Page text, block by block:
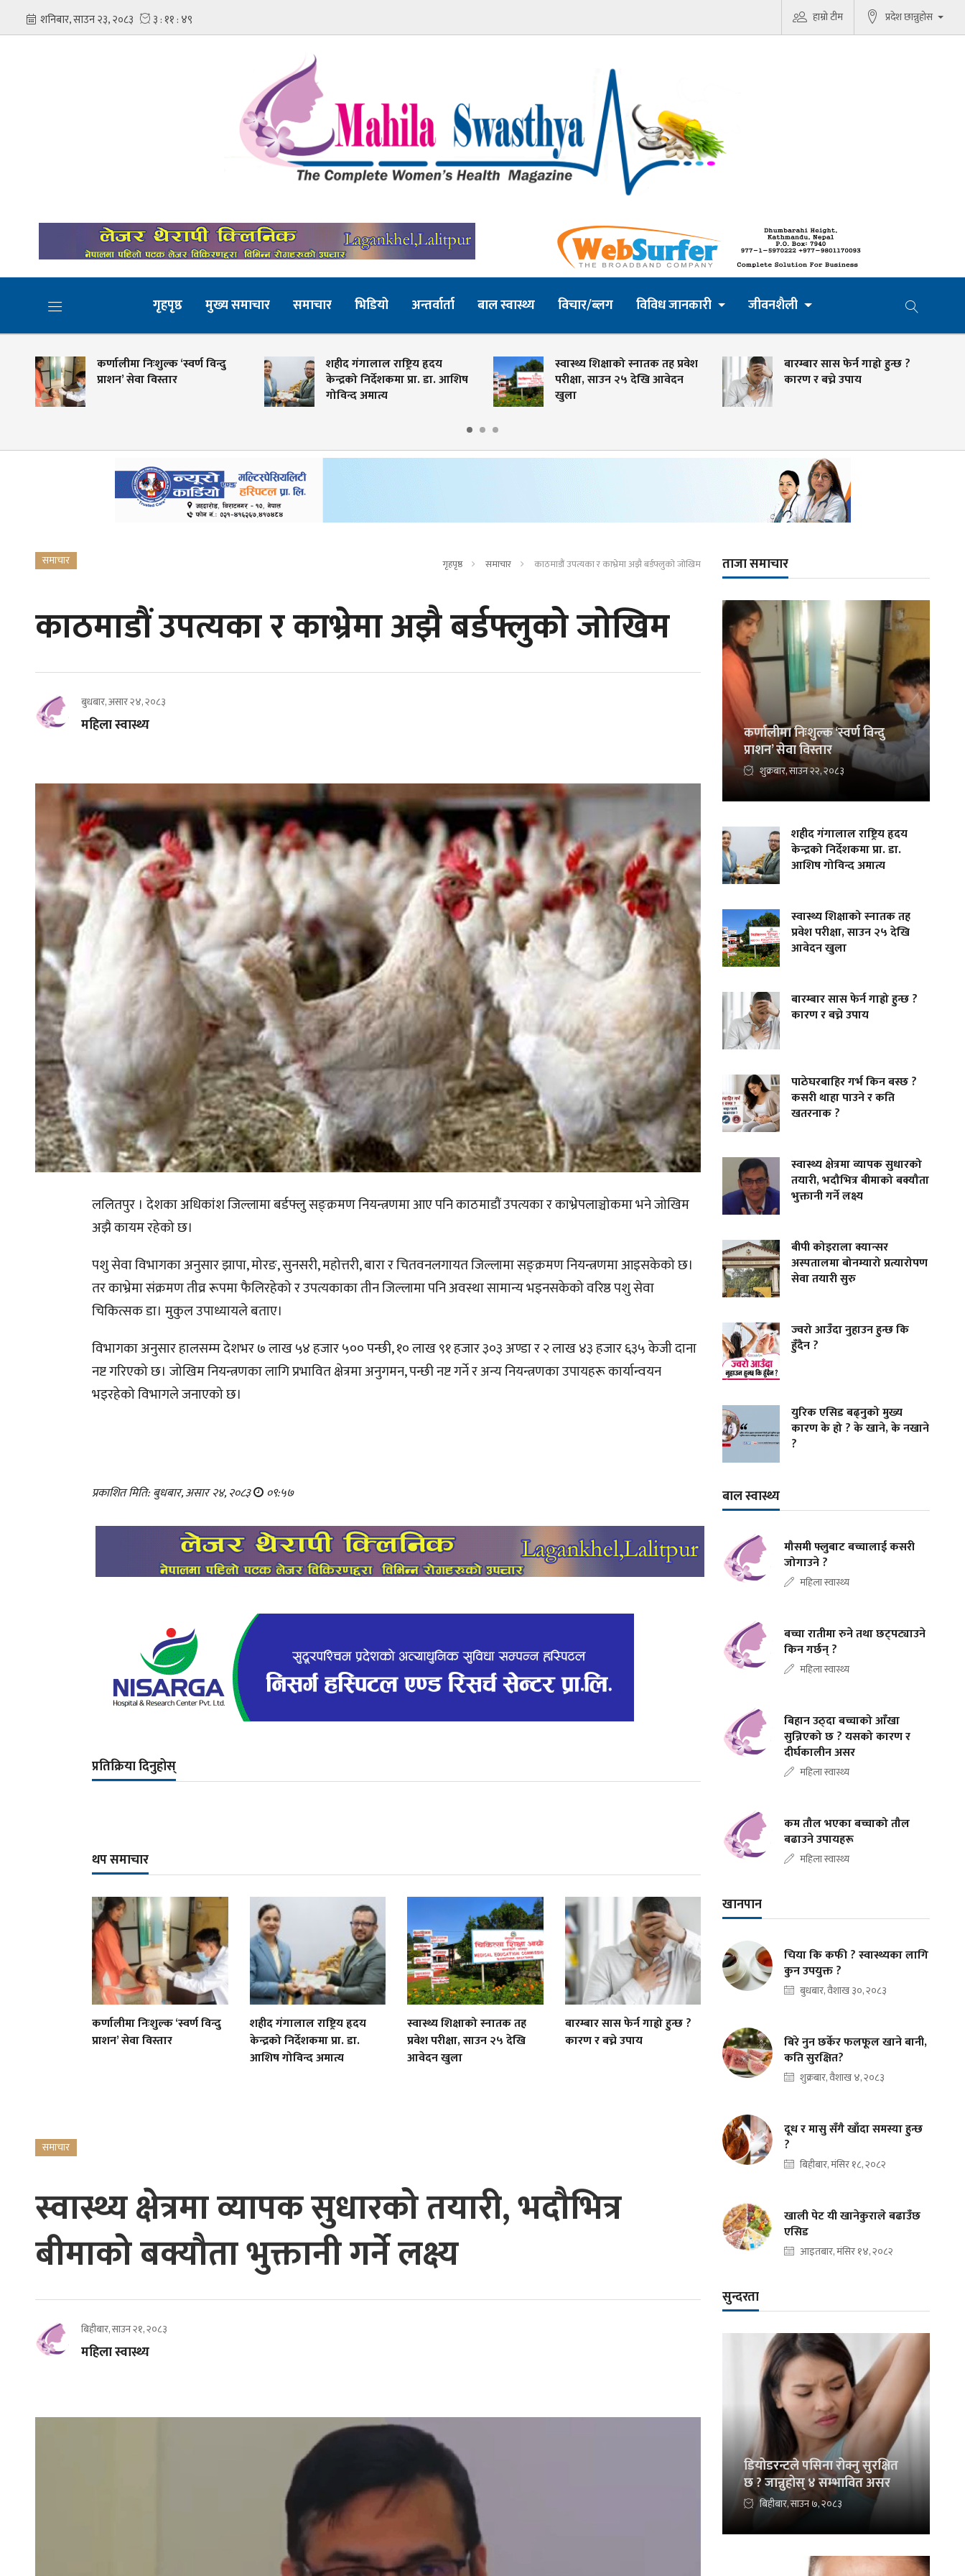
हाम्रो टीम प्रदेश छान्नुहोस
गृहपृष्ठ मुख्य समाचार समाचार भिडियो अन्तर्वार्ता बाल स्वास्थ्य विचार/ब्लग विविध जानकारी जीवनशैली
कर्णालीमा निःशुल्क ‘स्वर्ण विन्दु
प्राशन’ सेवा विस्तार
शहीद गंगालाल राष्ट्रिय हृदय
केन्द्रको निर्देशकमा प्रा. डा. आशिष
गोविन्द अमात्य
स्वास्थ्य शिक्षाको स्नातक तह प्रवेश
परीक्षा, साउन २५ देखि आवेदन
खुला
बारम्बार सास फेर्न गाह्रो हुन्छ ?
कारण र बच्ने उपाय
समाचार गृहपृष्ठ समाचार काठमाडौं उपत्यका र काभ्रेमा अझै बर्डफ्लुको जोखिम
काठमाडौं उपत्यका र काभ्रेमा अझै बर्डफ्लुको जोखिम
बुधबार, असार २४, २०८३
महिला स्वास्थ्य
ललितपुर । देशका अधिकांश जिल्लामा बर्डफ्लु सङ्क्रमण नियन्त्रणमा आए पनि काठमाडौं उपत्यका र काभ्रेपलाञ्चोकमा भने जोखिम
अझै कायम रहेको छ।
पशु सेवा विभागका अनुसार झापा, मोरङ, सुनसरी, महोत्तरी, बारा र चितवनलगायत जिल्लामा सङ्क्रमण नियन्त्रणमा आइसकेको छ।
तर काभ्रेमा संक्रमण तीव्र रूपमा फैलिरहेको र उपत्यकाका तीन जिल्लामा पनि अवस्था सामान्य भइनसकेको वरिष्ठ पशु सेवा
चिकित्सक डा। मुकुल उपाध्यायले बताए।
विभागका अनुसार हालसम्म देशभर ७ लाख ५४ हजार ५०० पन्छी, १० लाख ९१ हजार ३०३ अण्डा र २ लाख ४३ हजार ६३५ केजी दाना
नष्ट गरिएको छ। जोखिम नियन्त्रणका लागि प्रभावित क्षेत्रमा अनुगमन, पन्छी नष्ट गर्ने र अन्य नियन्त्रणका उपायहरू कार्यान्वयन
भइरहेको विभागले जनाएको छ।
प्रकाशित मिति: बुधबार, असार २४, २०८३ ०९:५७
प्रतिक्रिया दिनुहोस्
थप समाचार
कर्णालीमा निःशुल्क ‘स्वर्ण विन्दु
प्राशन’ सेवा विस्तार
शहीद गंगालाल राष्ट्रिय हृदय
केन्द्रको निर्देशकमा प्रा. डा.
आशिष गोविन्द अमात्य
स्वास्थ्य शिक्षाको स्नातक तह
प्रवेश परीक्षा, साउन २५ देखि
आवेदन खुला
बारम्बार सास फेर्न गाह्रो हुन्छ ?
कारण र बच्ने उपाय
समाचार
स्वास्थ्य क्षेत्रमा व्यापक सुधारको तयारी, भदौभित्र
बीमाको बक्यौता भुक्तानी गर्ने लक्ष्य
बिहीबार, साउन २१, २०८३
महिला स्वास्थ्य
ताजा समाचार
कर्णालीमा निःशुल्क ‘स्वर्ण विन्दु
प्राशन’ सेवा विस्तार
शुक्रबार, साउन २२, २०८३
शहीद गंगालाल राष्ट्रिय हृदय
केन्द्रको निर्देशकमा प्रा. डा.
आशिष गोविन्द अमात्य
स्वास्थ्य शिक्षाको स्नातक तह
प्रवेश परीक्षा, साउन २५ देखि
आवेदन खुला
बारम्बार सास फेर्न गाह्रो हुन्छ ?
कारण र बच्ने उपाय
पाठेघरबाहिर गर्भ किन बस्छ ?
कसरी थाहा पाउने र कति
खतरनाक ?
स्वास्थ्य क्षेत्रमा व्यापक सुधारको
तयारी, भदौभित्र बीमाको बक्यौता
भुक्तानी गर्ने लक्ष्य
बीपी कोइराला क्यान्सर
अस्पतालमा बोनम्यारो प्रत्यारोपण
सेवा तयारी सुरु
ज्वरो आउँदा नुहाउन हुन्छ कि
हुँदैन ?
युरिक एसिड बढ्नुको मुख्य
कारण के हो ? के खाने, के नखाने
?
बाल स्वास्थ्य
मौसमी फ्लुबाट बच्चालाई कसरी
जोगाउने ?
महिला स्वास्थ्य
बच्चा रातीमा रुने तथा छट्पट्याउने
किन गर्छन् ?
महिला स्वास्थ्य
बिहान उठ्दा बच्चाको आँखा
सुन्निएको छ ? यसको कारण र
दीर्घकालीन असर
महिला स्वास्थ्य
कम तौल भएका बच्चाको तौल
बढाउने उपायहरू
महिला स्वास्थ्य
खानपान
चिया कि कफी ? स्वास्थ्यका लागि
कुन उपयुक्त ?
बुधबार, वैशाख ३०, २०८३
बिरे नुन छर्केर फलफूल खाने बानी,
कति सुरक्षित?
शुक्रबार, वैशाख ४, २०८३
दूध र मासु सँगै खाँदा समस्या हुन्छ
?
बिहीबार, मंसिर १८, २०८२
खाली पेट यी खानेकुराले बढाउँछ
एसिड
आइतबार, मंसिर १४, २०८२
सुन्दरता
डियोडरन्टले पसिना रोक्नु सुरक्षित
छ ? जान्नुहोस् ४ सम्भावित असर
बिहीबार, साउन ७, २०८३